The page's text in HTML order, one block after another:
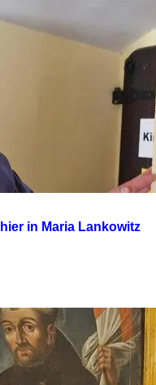
in Maria Lankowitz